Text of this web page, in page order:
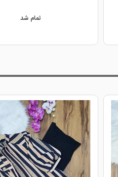
تمام شد